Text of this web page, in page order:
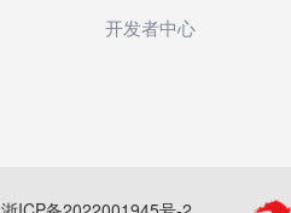
开发者中心